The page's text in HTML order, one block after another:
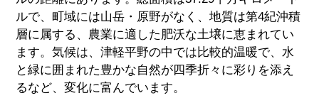
ルで、町域には山岳・原野がなく、地質は第4紀沖積
層に属する、農業に適した肥沃な土壌に恵まれてい
ます。気候は、津軽平野の中では比較的温暖で、水
と緑に囲まれた豊かな自然が四季折々に彩りを添え
るなど、変化に富んでいます。